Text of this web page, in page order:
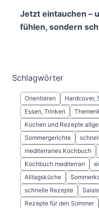
Jetzt eintauchen –
fühlen, sondern
Schlagwörter
Orientieren Hardcover,
Essen, Trinken
Kochen und Rezepte
Sommergerichte
mediterranes Kochbuch
Kochbuch mediterran
Alltagsküche
schnelle Rezepte
Rezepte für den Sommer